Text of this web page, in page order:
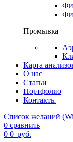
Промывка
Карта
О нас
Статьи
Портфолио
Контакты
Список желаний
0 сравнить
0 0 руб.